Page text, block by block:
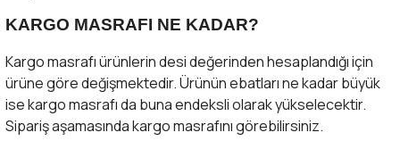
KARGO MASRAFI NE KADAR?
Kargo masrafı ürünlerin desi değerinden hesaplandığı için
ürüne göre değişmektedir. Ürünün ebatları ne kadar büyük
ise kargo masrafı da buna endeksli olarak yükselecektir.
Sipariş aşamasında kargo masrafını görebilirsiniz.